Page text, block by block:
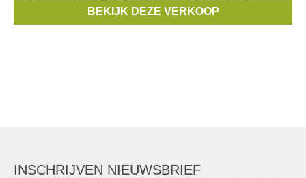
BEKIJK DEZE VERKOOP
INSCHRIJVEN NIEUWSBRIEF